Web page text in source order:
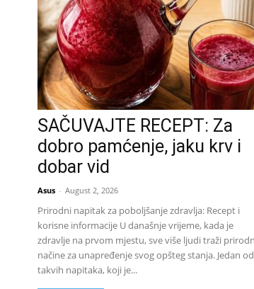
SAČUVAJTE RECEPT: Za
dobro pamćenje, jaku krv i
dobar vid
Asus - August 2, 2026
Prirodni napitak za poboljšanje zdravlja: Recept i
korisne informacije U današnje vrijeme, kada je
zdravlje na prvom mjestu, sve više ljudi traži
načine za unapređenje svog opšteg stanja. Jedan od
takvih napitaka, koji je...